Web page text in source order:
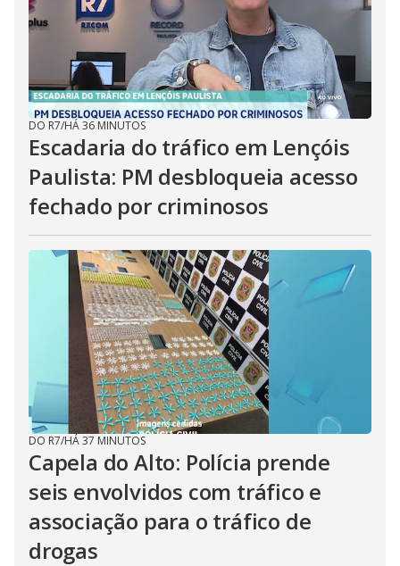
DO R7/HÁ 36 MINUTOS
Escadaria do tráfico em Lençóis
Paulista: PM desbloqueia acesso
fechado por criminosos
DO R7/HÁ 37 MINUTOS
Capela do Alto: Polícia prende
seis envolvidos com tráfico e
associação para o tráfico de
drogas